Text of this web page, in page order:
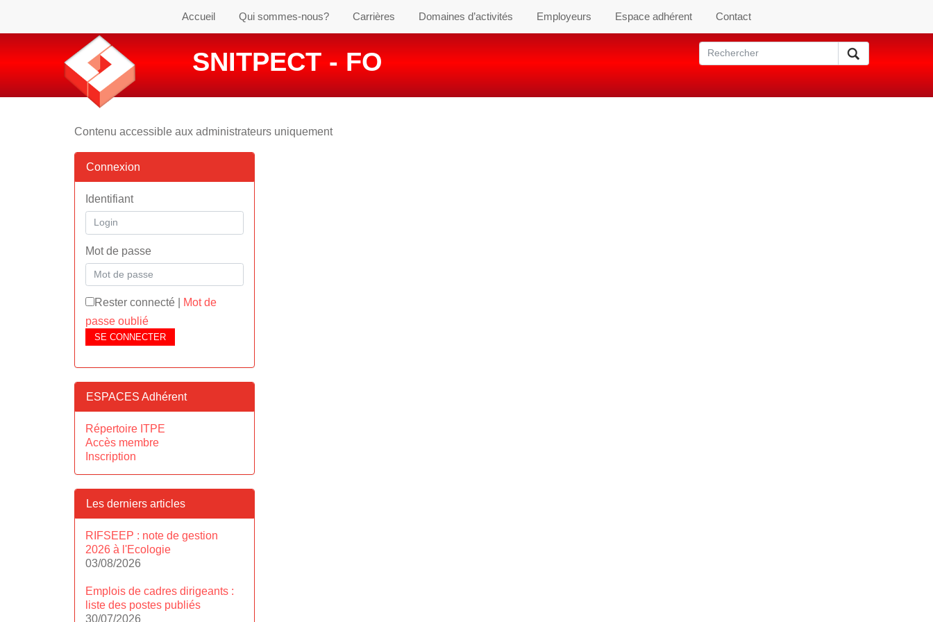
Accueil Qui sommes-nous? Carrières Domaines d’activités Employeurs Espace adhérent Contact
SNITPECT - FO
Contenu accessible aux administrateurs uniquement
Connexion
Identifiant
Mot de passe
Rester connecté
Mot de
passe oublié
SE CONNECTER
ESPACES Adhérent
Répertoire ITPE
Accès membre
Inscription
Les derniers articles
RIFSEEP : note de gestion
2026 à l'Ecologie
03/08/2026
Emplois de cadres dirigeants :
liste des postes publiés
30/07/2026